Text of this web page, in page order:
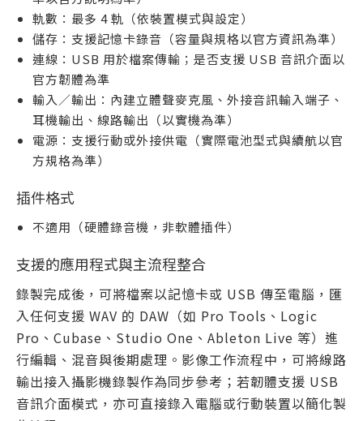
軌數：最多 4 軌（依裝置模式與設定）
儲存：支援記憶卡錄音（容量與規格以官方資訊為準）
連線：USB 用於檔案傳輸；是否支援 USB 音訊介面以
官方韌體為準
輸入／輸出：內建立體聲麥克風、外接音訊輸入端子、
耳機輸出、線路輸出（以實機為準）
電源：支援行動或外接供電（實際電池型式與續航以官
方規格為準）
插件格式
不適用（硬體錄音機，非軟體插件）
支援的應用程式與主流程整合
錄製完成後，可將檔案以記憶卡或 USB 傳至電腦，匯
入任何支援 WAV 的 DAW（如 Pro Tools、Logic
Pro、Cubase、Studio One、Ableton Live 等）進
行編輯、混音與後期處理。影像工作流程中，可將線路
輸出接入攝影機錄製作為同步參考；若韌體支援 USB
音訊介面模式，亦可直接錄入電腦或行動裝置以簡化製